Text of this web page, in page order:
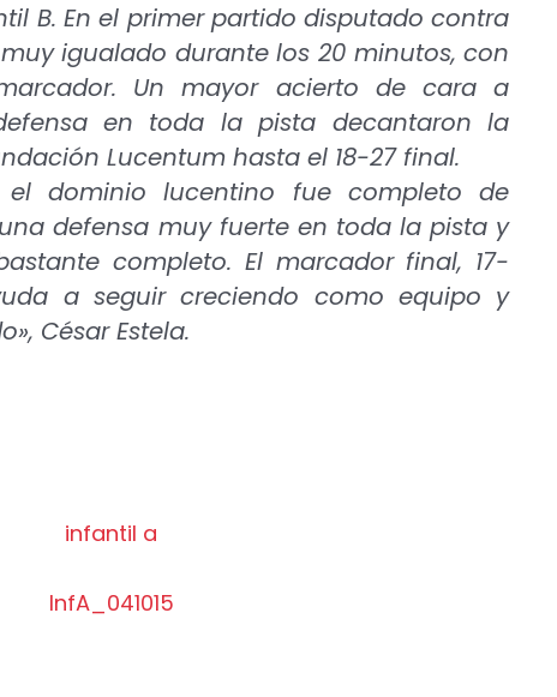
B. En el primer partido disputado contra
igualado durante los 20 minutos, con
Un mayor acierto de cara a
en toda la pista decantaron la
Lucentum hasta el 18-27 final.
el dominio lucentino fue completo de
defensa muy fuerte en toda la pista y
completo. El marcador final, 17-
a seguir creciendo como equipo y
César Estela.